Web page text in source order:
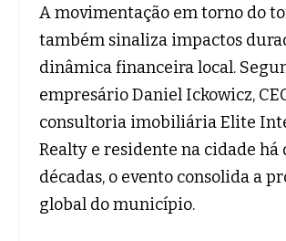
A movimentação em torno do
também sinaliza impactos
dinâmica financeira local.
empresário Daniel Ickowicz,
consultoria imobiliária Elite
Realty e residente na cidade há
décadas, o evento consolida a
global do município.